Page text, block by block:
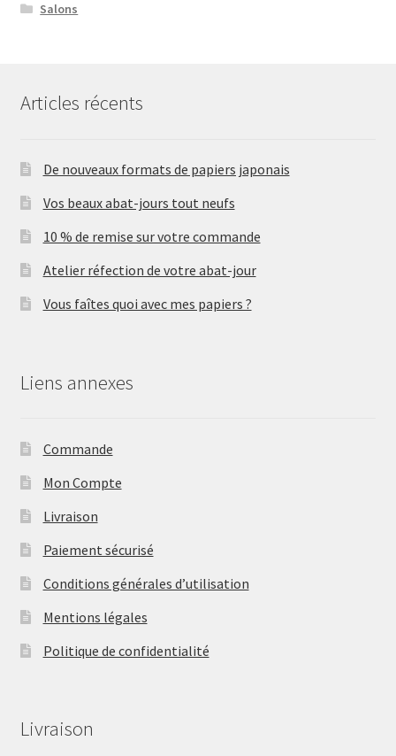
Salons
Articles récents
De nouveaux formats de papiers japonais
Vos beaux abat-jours tout neufs
10 % de remise sur votre commande
Atelier réfection de votre abat-jour
Vous faîtes quoi avec mes papiers ?
Liens annexes
Commande
Mon Compte
Livraison
Paiement sécurisé
Conditions générales d’utilisation
Mentions légales
Politique de confidentialité
Livraison